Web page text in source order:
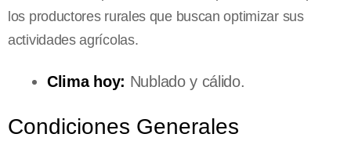
los productores rurales que buscan optimizar sus
actividades agrícolas.
Clima hoy: Nublado y cálido.
Condiciones Generales